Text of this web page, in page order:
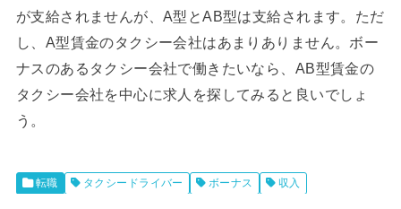
が支給されませんが、A型とAB型は支給されます。ただ
し、A型賃金のタクシー会社はあまりありません。ボー
ナスのあるタクシー会社で働きたいなら、AB型賃金の
タクシー会社を中心に求人を探してみると良いでしょ
う。
転職 タクシードライバー ボーナス 収入